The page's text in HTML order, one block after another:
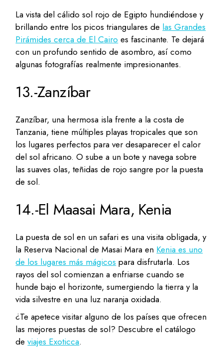
La vista del cálido sol rojo de Egipto hundiéndose y
brillando entre los picos triangulares de las Grandes
Pirámides cerca de El Cairo es fascinante. Te dejará
con un profundo sentido de asombro, así como
algunas fotografías realmente impresionantes.
13.-Zanzíbar
Zanzíbar, una hermosa isla frente a la costa de
Tanzania, tiene múltiples playas tropicales que son
los lugares perfectos para ver desaparecer el calor
del sol africano. O sube a un bote y navega sobre
las suaves olas, teñidas de rojo sangre por la puesta
de sol.
14.-El Maasai Mara, Kenia
La puesta de sol en un safari es una visita obligada, y
la Reserva Nacional de Masai Mara en Kenia es uno
de los lugares más mágicos para disfrutarla. Los
rayos del sol comienzan a enfriarse cuando se
hunde bajo el horizonte, sumergiendo la tierra y la
vida silvestre en una luz naranja oxidada.
¿Te apetece visitar alguno de los países que ofrecen
las mejores puestas de sol? Descubre el catálogo
deviajes Exoticca.